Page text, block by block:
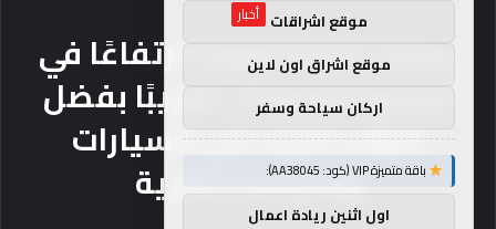
أخبار
سجلت شركة هوندا ارتفاعًا في
أرباحها بنسبة 9٪ تقريبًا بفضل
الطلب الجيد على السيارات
والدراجات النارية
موقع اشراقات
موقع اشراق اون لاين
اركان سياحة وسفر
باقة متميزة VIP (كود: AA38045):
اول اثنين ريادة اعمال